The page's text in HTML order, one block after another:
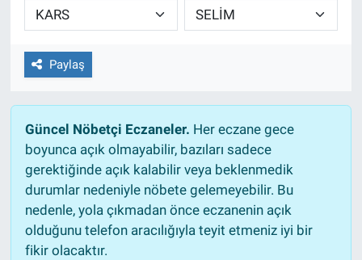
Paylaş
Güncel Nöbetçi Eczaneler. Her eczane gece
boyunca açık olmayabilir, bazıları sadece
gerektiğinde açık kalabilir veya beklenmedik
durumlar nedeniyle nöbete gelemeyebilir. Bu
nedenle, yola çıkmadan önce eczanenin açık
olduğunu telefon aracılığıyla teyit etmeniz iyi bir
fikir olacaktır.
EĞİTİM
ÖZEL HABER
SAĞLIK
SPOR
TEKNOLOJİ